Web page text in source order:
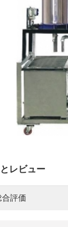
レビュー
合評価